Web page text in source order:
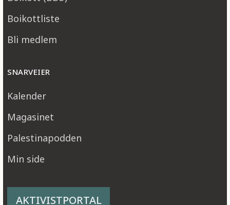
Boikottliste
Bli medlem
SNARVEIER
Kalender
Magasinet
Palestinapodden
Min side
AKTIVISTPORTAL